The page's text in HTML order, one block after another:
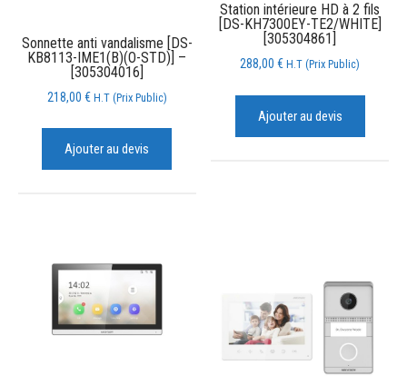
Sonnette anti vandalisme [DS-
KB8113-IME1(B)(O-STD)] –
[305304016]
218,00 € H.T (Prix Public)
Ajouter au devis
Station intérieure HD à 2 fils
[DS-KH7300EY-TE2/WHITE]
[305304861]
288,00€ H.T (Prix Public)
Ajouter au devis